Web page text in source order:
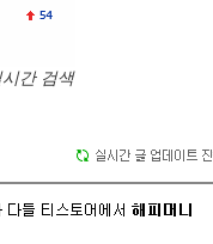
간 검색